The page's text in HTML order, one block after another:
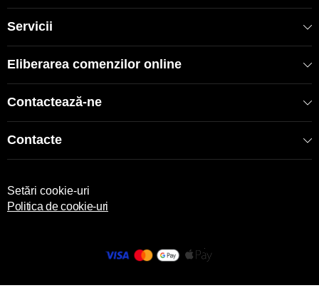
Servicii
Eliberarea comenzilor online
Contactează-ne
Contacte
Setări cookie-uri
Politica de cookie-uri